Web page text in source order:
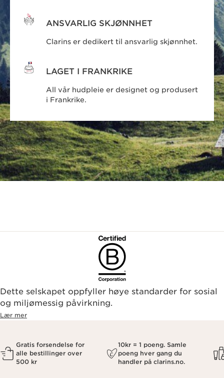
ANSVARLIG SKJØNNHET
Clarins er dedikert til ansvarlig skjønnhet.
LAGET I FRANKRIKE
All vår hudpleie er designet og produsert
i Frankrike.
Dette selskapet oppfyller høye standarder for sosial
og miljømessig påvirkning.
Lær mer
Gratis forsendelse for
alle bestillinger over
500 kr
10kr = 1 poeng. Samle
poeng hver gang du
handler på clarins.no.